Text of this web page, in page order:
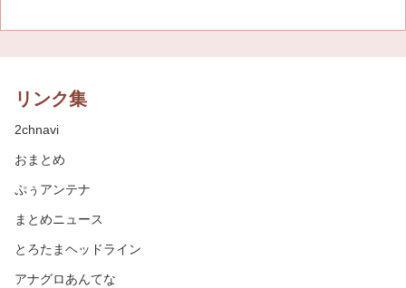
リンク集
2chnavi
おまとめ
ぷぅアンテナ
まとめニュース
とろたまヘッドライン
アナグロあんてな